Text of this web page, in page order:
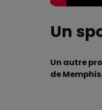
Un
Un autre
de